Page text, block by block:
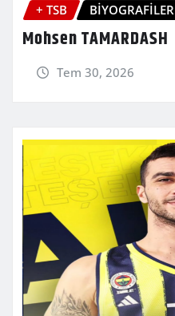
+ TSB BİYOGRAFİLER
Mohsen TAMARDASH
Tem 30, 2026